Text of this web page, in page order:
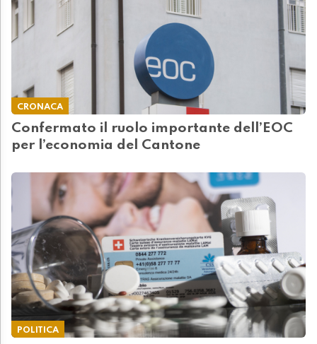
CRONACA
Confermato il ruolo importante dell’EOC
per l’economia del Cantone
POLITICA